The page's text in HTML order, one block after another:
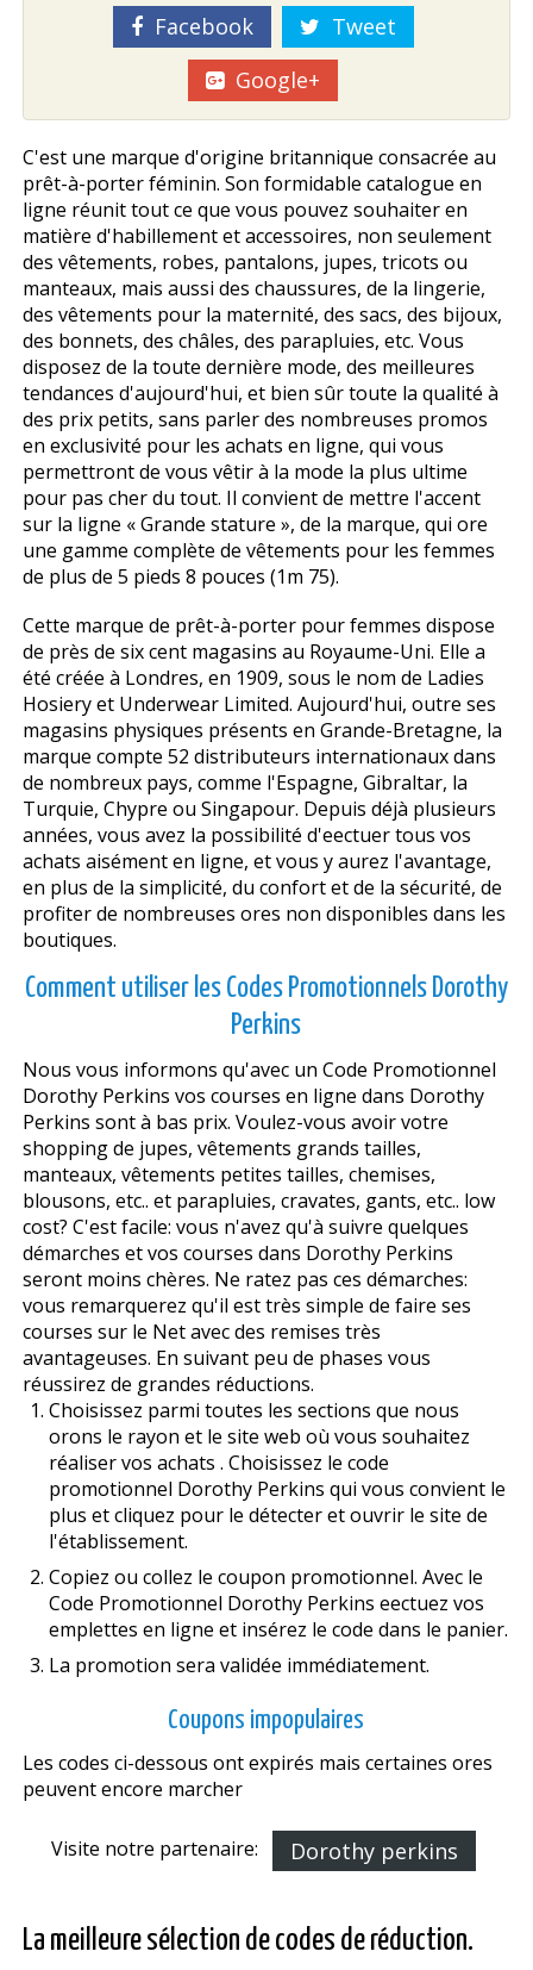
Facebook
Tweet
Google+
C'est une marque d'origine britannique consacrée au
prêt-à-porter féminin. Son formidable catalogue en
ligne réunit tout ce que vous pouvez souhaiter en
matière d'habillement et accessoires, non seulement
des vêtements, robes, pantalons, jupes, tricots ou
manteaux, mais aussi des chaussures, de la lingerie,
des vêtements pour la maternité, des sacs, des bijoux,
des bonnets, des châles, des parapluies, etc. Vous
disposez de la toute dernière mode, des meilleures
tendances d'aujourd'hui, et bien sûr toute la qualité à
des prix petits, sans parler des nombreuses promos
en exclusivité pour les achats en ligne, qui vous
permettront de vous vêtir à la mode la plus ultime
pour pas cher du tout. Il convient de mettre l'accent
sur la ligne « Grande stature », de la marque, qui offre
une gamme complète de vêtements pour les femmes
de plus de 5 pieds 8 pouces (1m 75).
Cette marque de prêt-à-porter pour femmes dispose
de près de six cent magasins au Royaume-Uni. Elle a
été créée à Londres, en 1909, sous le nom de Ladies
Hosiery et Underwear Limited. Aujourd'hui, outre ses
magasins physiques présents en Grande-Bretagne, la
marque compte 52 distributeurs internationaux dans
de nombreux pays, comme l'Espagne, Gibraltar, la
Turquie, Chypre ou Singapour. Depuis déjà plusieurs
années, vous avez la possibilité d'effectuer tous vos
achats aisément en ligne, et vous y aurez l'avantage,
en plus de la simplicité, du confort et de la sécurité, de
profiter de nombreuses offres non disponibles dans les
boutiques.
Comment utiliser les Codes Promotionnels Dorothy
Perkins
Nous vous informons qu'avec un Code Promotionnel
Dorothy Perkins vos courses en ligne dans Dorothy
Perkins sont à bas prix. Voulez-vous avoir votre
shopping de jupes, vêtements grands tailles,
manteaux, vêtements petites tailles, chemises,
blousons, etc.. et parapluies, cravates, gants, etc.. low
cost? C'est facile: vous n'avez qu'à suivre quelques
démarches et vos courses dans Dorothy Perkins
seront moins chères. Ne ratez pas ces démarches:
vous remarquerez qu'il est très simple de faire ses
courses sur le Net avec des remises très
avantageuses. En suivant peu de phases vous
réussirez de grandes réductions.
Choisissez parmi toutes les sections que nous
offrons le rayon et le site web où vous souhaitez
réaliser vos achats . Choisissez le code
promotionnel Dorothy Perkins qui vous convient le
plus et cliquez pour le détecter et ouvrir le site de
l'établissement.
Copiez ou collez le coupon promotionnel. Avec le
Code Promotionnel Dorothy Perkins effectuez vos
emplettes en ligne et insérez le code dans le panier.
La promotion sera validée immédiatement.
Coupons impopulaires
Les codes ci-dessous ont expirés mais certaines offres
peuvent encore marcher
Visite notre partenaire: Dorothy perkins
La meilleure sélection de codes de réduction.